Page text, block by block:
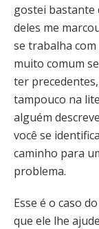
gostei bastante
deles me
se trabalha
muito comum
ter
tampouco na
alguém
você se
caminho para
problema.
Esse é o caso
que ele lhe